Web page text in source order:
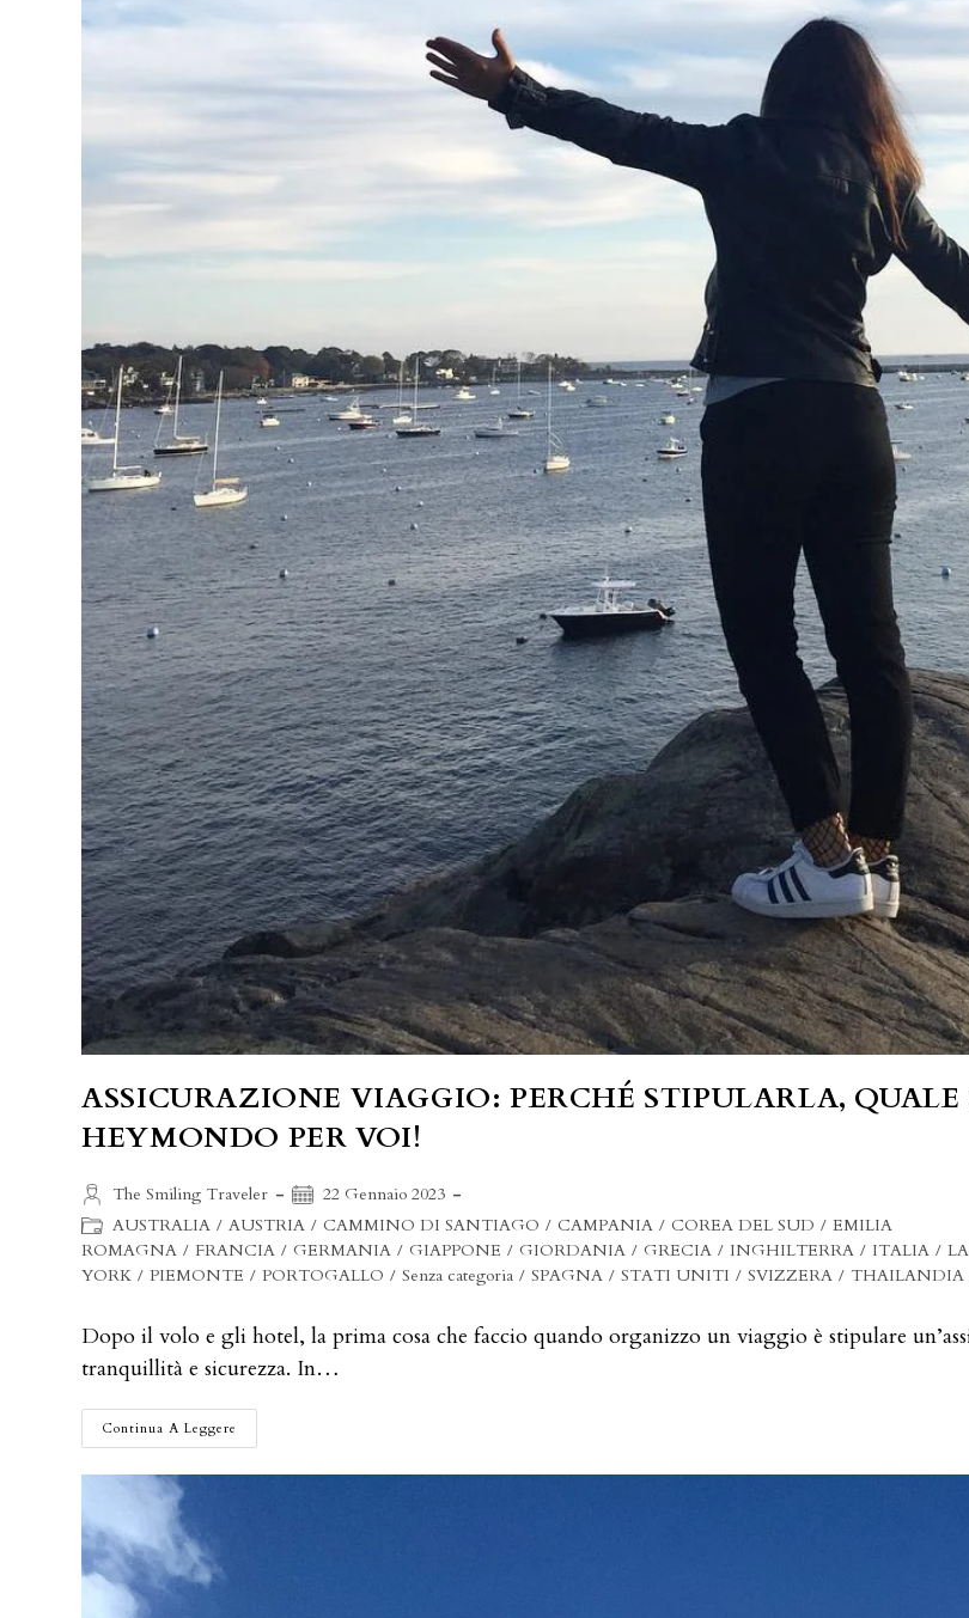
ASSICURAZIONE VIAGGIO: PERCHÉ STIPULARLA, QUALE
HEYMONDO PER VOI!
Autore
dell'articolo:
The Smiling Traveler
Articolo
pubblicato:
22 Gennaio 2023
Categoria
dell'articolo:
AUSTRALIA / AUSTRIA / CAMMINO DI SANTIAGO / CAMPANIA / COREA DEL SUD / EMILIA
ROMAGNA / FRANCIA / GERMANIA / GIAPPONE / GIORDANIA / GRECIA / INGHILTERRA / ITALIA /
YORK / PIEMONTE / PORTOGALLO / Senza categoria / SPAGNA / STATI UNITI / SVIZZERA / THAILANDIA
Dopo il volo e gli hotel, la prima cosa che faccio quando organizzo un viaggio è stipulare
tranquillità e sicurezza. In…
Continua A Leggere
VIAGGIO:
STIPULARLA,